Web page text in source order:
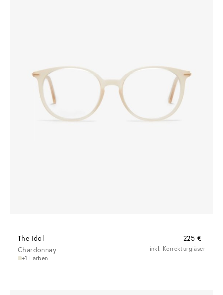
The Idol
225 €
Chardonnay
+1 Farben
inkl. Korrekturgläser